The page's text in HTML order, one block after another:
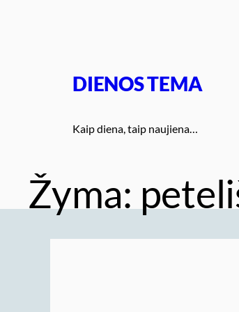
DIENOS TEMA
Kaip diena, taip naujiena…
Žyma: